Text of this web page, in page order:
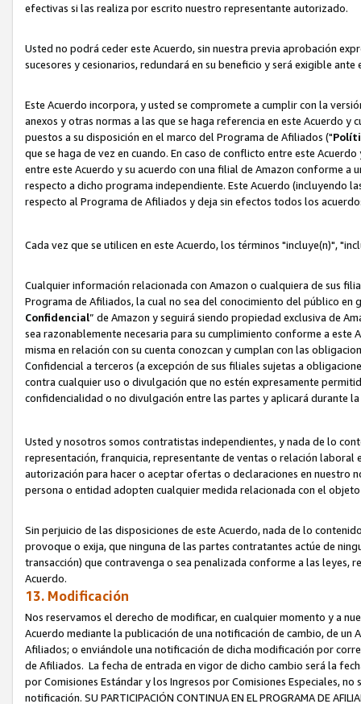
efectivas si las realiza por escrito nuestro representante autorizado.
Usted no podrá ceder este Acuerdo, sin nuestra previa aprobación
sucesores y cesionarios, redundará en su beneficio y será exigible
Este Acuerdo incorpora, y usted se compromete a cumplir con la
anexos y otras normas a las que se haga referencia en este Acuerdo
puestos a su disposición en el marco del Programa de Afiliados ("
que se haga de vez en cuando. En caso de conflicto entre este
entre este Acuerdo y su acuerdo con una filial de Amazon conforme
respecto a dicho programa independiente. Este Acuerdo (incluyendo
respecto al Programa de Afiliados y deja sin efectos todos los
Cada vez que se utilicen en este Acuerdo, los términos "incluye(n)",
Cualquier información relacionada con Amazon o cualquiera de sus
Programa de Afiliados, la cual no sea del conocimiento del público
Confidencial” de Amazon y seguirá siendo propiedad exclusiva de
sea razonablemente necesaria para su cumplimiento conforme a
misma en relación con su cuenta conozcan y cumplan con las
Confidencial a terceros (a excepción de sus filiales sujetas a
contra cualquier uso o divulgación que no estén expresamente
confidencialidad o no divulgación entre las partes y aplicará durante
Usted y nosotros somos contratistas independientes, y nada de lo
representación, franquicia, representante de ventas o relación
autorización para hacer o aceptar ofertas o declaraciones en nuestro
persona o entidad adopten cualquier medida relacionada con el
Sin perjuicio de las disposiciones de este Acuerdo, nada de lo
provoque o exija, que ninguna de las partes contratantes actúe de
transacción) que contravenga o sea penalizada conforme a las leyes,
Acuerdo.
13. Modificación
Nos reservamos el derecho de modificar, en cualquier momento y a
Acuerdo mediante la publicación de una notificación de cambio, de
Afiliados; o enviándole una notificación de dicha modificación por
de Afiliados. La fecha de entrada en vigor de dicho cambio será la
por Comisiones Estándar y los Ingresos por Comisiones Especiales,
notificación. SU PARTICIPACIÓN CONTINUA EN EL PROGRAMA DE